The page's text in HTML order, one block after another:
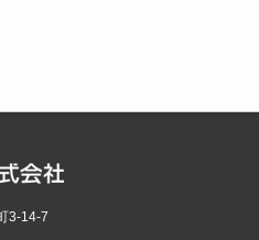
3-14-7